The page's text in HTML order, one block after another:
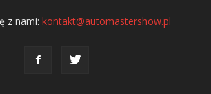
z nami: kontakt@automastershow.pl